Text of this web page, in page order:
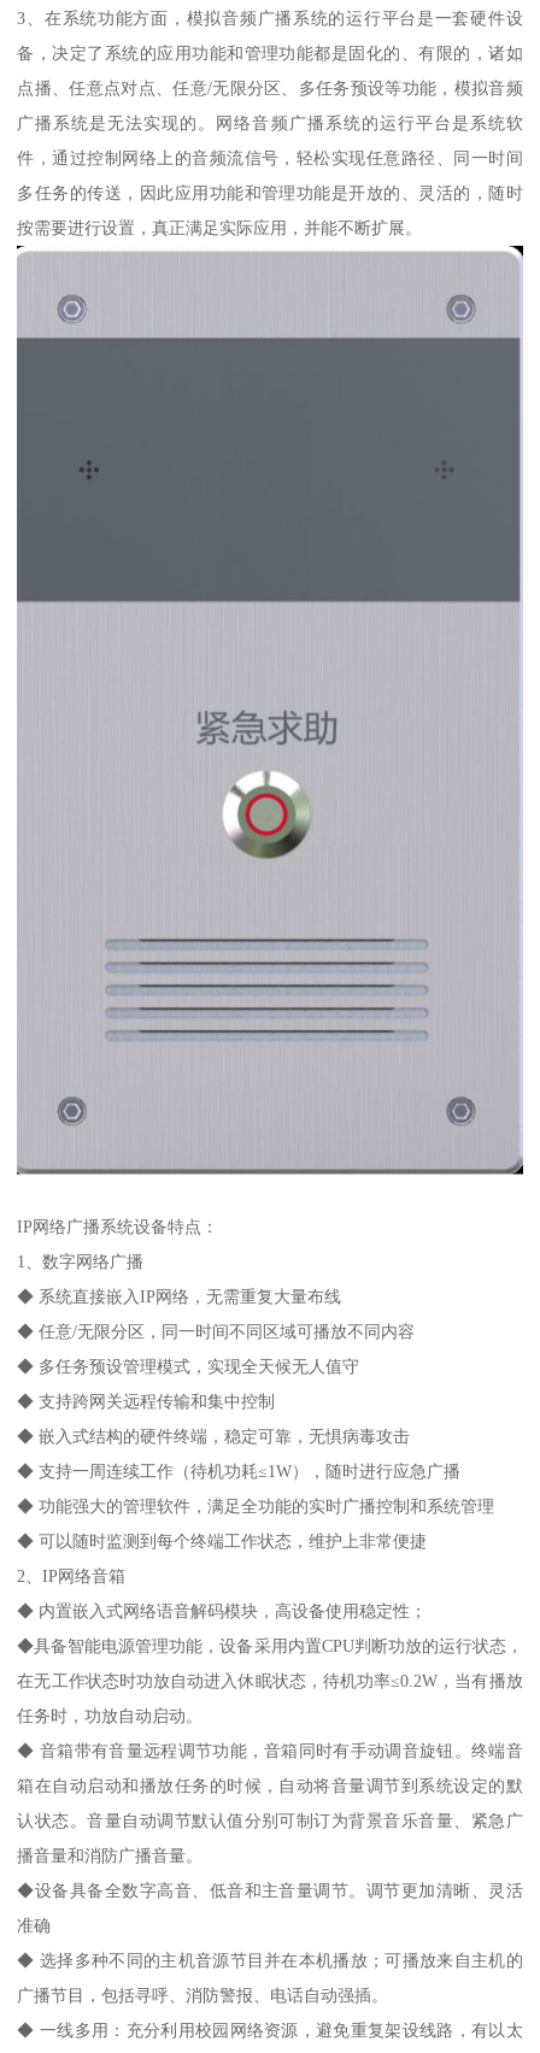
3、在系统功能方面，模拟音频广播系统的运行平台是一套硬件设
备，决定了系统的应用功能和管理功能都是固化的、有限的，诸如
点播、任意点对点、任意/无限分区、多任务预设等功能，模拟音频
广播系统是无法实现的。网络音频广播系统的运行平台是系统软
件，通过控制网络上的音频流信号，轻松实现任意路径、同一时间
多任务的传送，因此应用功能和管理功能是开放的、灵活的，随时
按需要进行设置，真正满足实际应用，并能不断扩展。
IP网络广播系统设备特点：
1、数字网络广播
◆ 系统直接嵌入IP网络，无需重复大量布线
◆ 任意/无限分区，同一时间不同区域可播放不同内容
◆ 多任务预设管理模式，实现全天候无人值守
◆ 支持跨网关远程传输和集中控制
◆ 嵌入式结构的硬件终端，稳定可靠，无惧病毒攻击
◆ 支持一周连续工作（待机功耗≤1W），随时进行应急广播
◆ 功能强大的管理软件，满足全功能的实时广播控制和系统管理
◆ 可以随时监测到每个终端工作状态，维护上非常便捷
2、IP网络音箱
◆ 内置嵌入式网络语音解码模块，高设备使用稳定性；
◆具备智能电源管理功能，设备采用内置CPU判断功放的运行状态，
在无工作状态时功放自动进入休眠状态，待机功率≤0.2W，当有播放
任务时，功放自动启动。
◆ 音箱带有音量远程调节功能，音箱同时有手动调音旋钮。终端音
箱在自动启动和播放任务的时候，自动将音量调节到系统设定的默
认状态。音量自动调节默认值分别可制订为背景音乐音量、紧急广
播音量和消防广播音量。
◆设备具备全数字高音、低音和主音量调节。调节更加清晰、灵活
准确
◆ 选择多种不同的主机音源节目并在本机播放；可播放来自主机的
广播节目，包括寻呼、消防警报、电话自动强插。
◆ 一线多用：充分利用校园网络资源，避免重复架设线路，有以太